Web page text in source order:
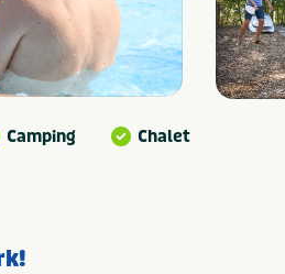
Camping Chalet